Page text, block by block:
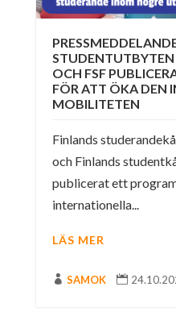
OCH FSF
FÖR ATT ÖKA DEN
MOBILITETEN
Finlands
och Finlands
publicerat ett
internationella...
LÄS MER
 SAMOK 